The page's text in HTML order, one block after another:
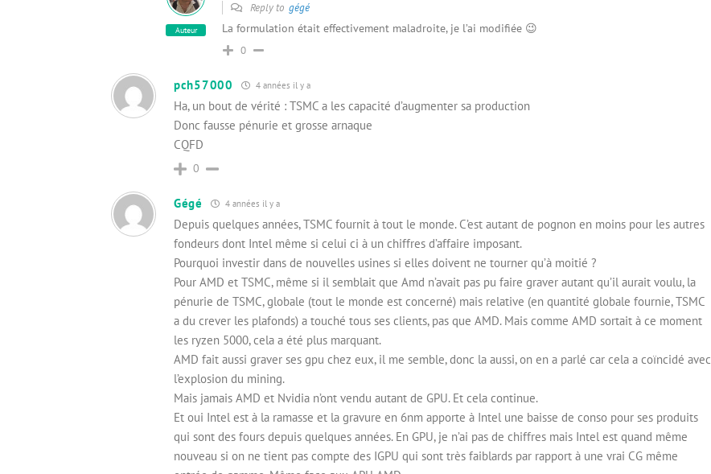
Auteur
Reply to gégé
La formulation était effectivement maladroite, je l’ai modifiée 😉
0
pch57000 4 années il y a
Ha, un bout de vérité : TSMC a les capacité d’augmenter sa production
Donc fausse pénurie et grosse arnaque
CQFD
0
Gégé 4 années il y a
Depuis quelques années, TSMC fournit à tout le monde. C’est autant de pognon en moins pour les autres
fondeurs dont Intel même si celui ci à un chiffres d’affaire imposant.
Pourquoi investir dans de nouvelles usines si elles doivent ne tourner qu’à moitié ?
Pour AMD et TSMC, même si il semblait que Amd n’avait pas pu faire graver autant qu’il aurait voulu, la
pénurie de TSMC, globale (tout le monde est concerné) mais relative (en quantité globale fournie, TSMC
a du crever les plafonds) a touché tous ses clients, pas que AMD. Mais comme AMD sortait à ce moment
les ryzen 5000, cela a été plus marquant.
AMD fait aussi graver ses gpu chez eux, il me semble, donc la aussi, on en a parlé car cela a coïncidé avec
l’explosion du mining.
Mais jamais AMD et Nvidia n’ont vendu autant de GPU. Et cela continue.
Et oui Intel est à la ramasse et la gravure en 6nm apporte à Intel une baisse de conso pour ses produits
qui sont des fours depuis quelques années. En GPU, je n’ai pas de chiffres mais Intel est quand même
nouveau si on ne tient pas compte des IGPU qui sont très faiblards par rapport à une vrai CG même